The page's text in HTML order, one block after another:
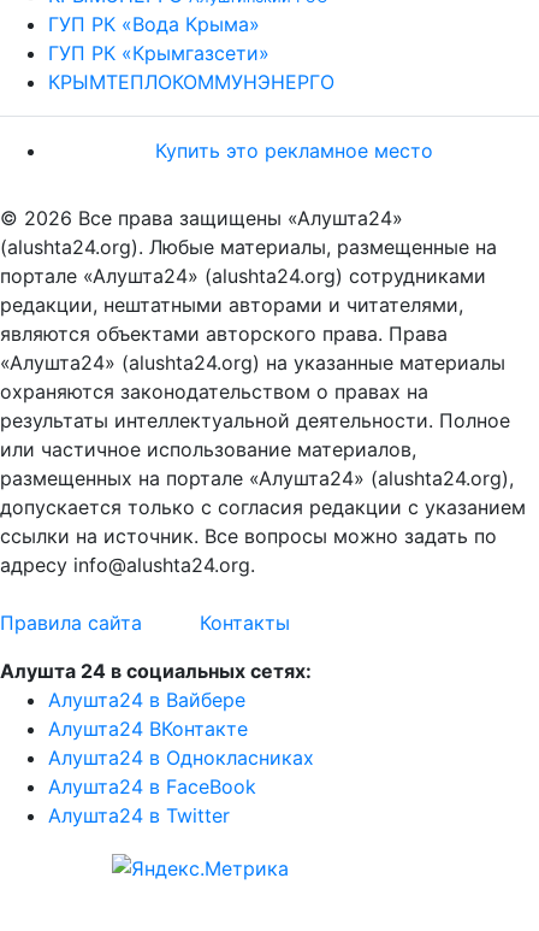
ГУП РК «Вода Крыма»
ГУП РК «Крымгазсети»
КРЫМТЕПЛОКОММУНЭНЕРГО
Купить это рекламное место
© 2026 Все права защищены «Алушта24»
(alushta24.org). Любые материалы, размещенные на
портале «Алушта24» (alushta24.org) сотрудниками
редакции, нештатными авторами и читателями,
являются объектами авторского права. Права
«Алушта24» (alushta24.org) на указанные материалы
охраняются законодательством о правах на
результаты интеллектуальной деятельности. Полное
или частичное использование материалов,
размещенных на портале «Алушта24» (alushta24.org),
допускается только с согласия редакции с указанием
ссылки на источник. Все вопросы можно задать по
адресу info@alushta24.org.
Правила сайта
Контакты
Алушта 24 в социальных сетях:
Алушта24 в Вайбере
Алушта24 ВКонтакте
Алушта24 в Однокласниках
Алушта24 в FaceBook
Алушта24 в Twitter